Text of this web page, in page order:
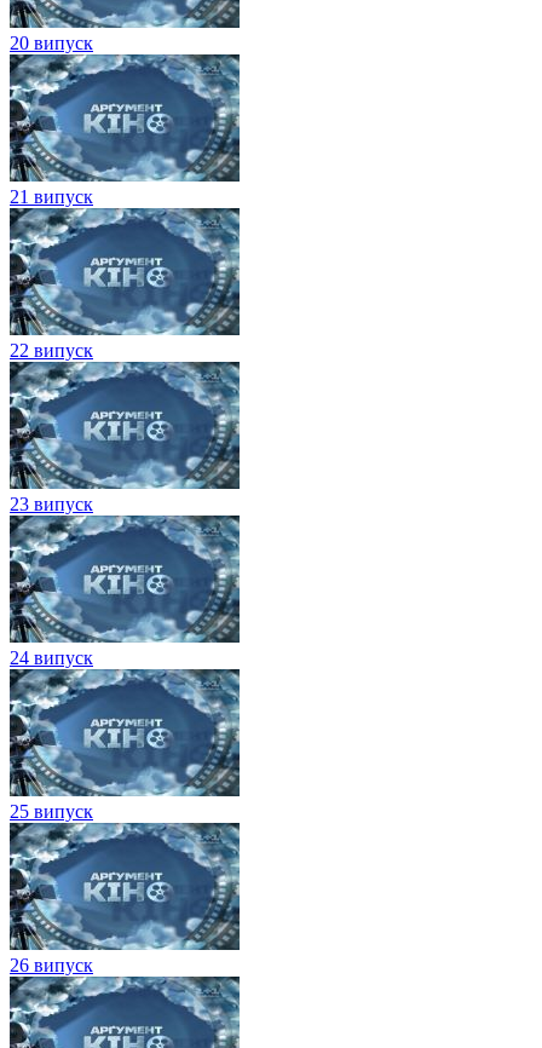
20 випуск
21 випуск
22 випуск
23 випуск
24 випуск
25 випуск
26 випуск